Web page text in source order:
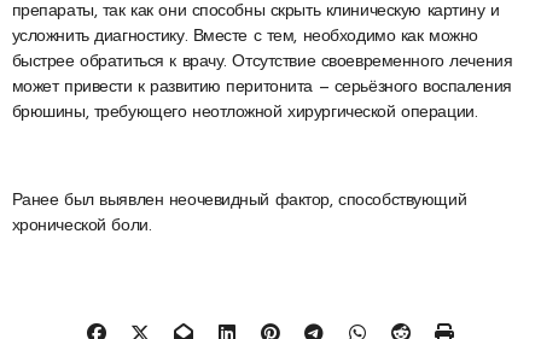
препараты, так как они способны скрыть клиническую картину и
усложнить диагностику. Вместе с тем, необходимо как можно
быстрее обратиться к врачу. Отсутствие своевременного лечения
может привести к развитию перитонита — серьёзного воспаления
брюшины, требующего неотложной хирургической операции.
Ранее был выявлен неочевидный фактор, способствующий
хронической боли.